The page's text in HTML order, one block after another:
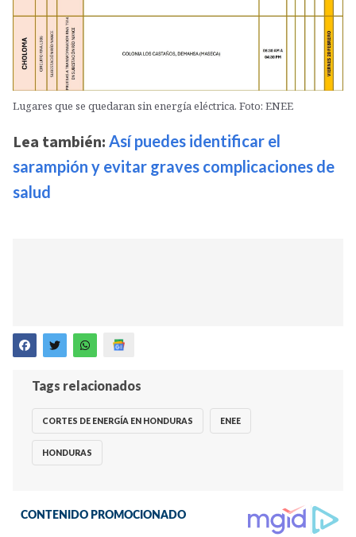
Lugares que se quedaran sin energía eléctrica. Foto: ENEE
Lea también: Así puedes identificar el
sarampión y evitar graves complicaciones de
salud
Tags relacionados
CORTES DE ENERGÍA EN HONDURAS ENEE
HONDURAS